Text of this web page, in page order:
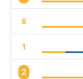
6
1
2